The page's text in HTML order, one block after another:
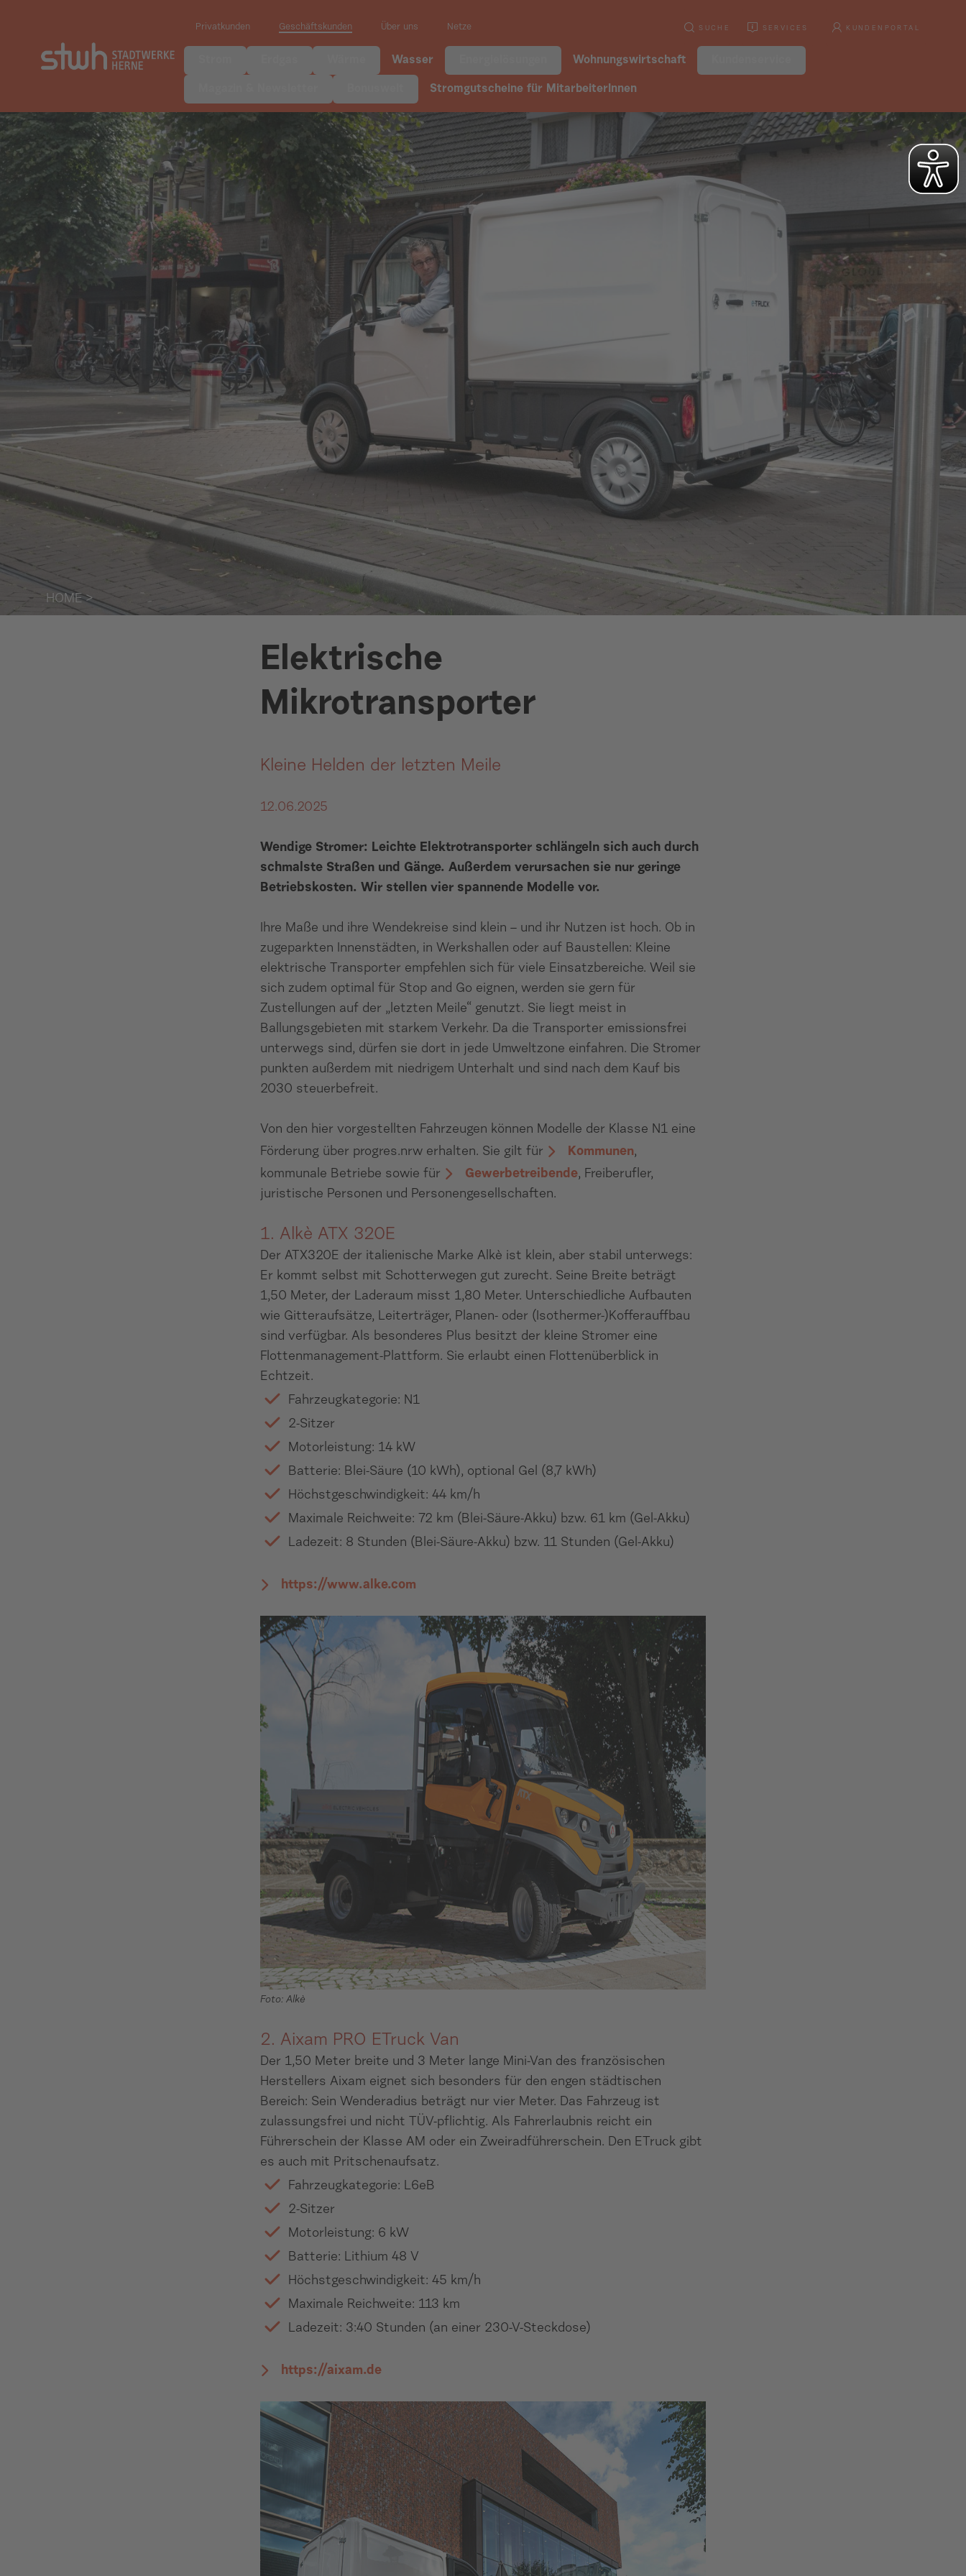
Privatkunden Geschäftskunden Über uns Netze SUCHE SERVICES KUNDENPORTAL
Wasser Wohnungswirtschaft
Stromgutscheine für MitarbeiterInnen
HOME>
Elektrische
Mikrotransporter
Kleine Helden der letzten Meile
12.06.2025
Wendige Stromer: Leichte Elektrotransporter schlängeln sich auch durch
schmalste Straßen und Gänge. Außerdem verursachen sie nur geringe
Betriebskosten. Wir stellen vier spannende Modelle vor.
Ihre Maße und ihre Wendekreise sind klein – und ihr Nutzen ist hoch. Ob in
zugeparkten Innenstädten, in Werkshallen oder auf Baustellen: Kleine
elektrische Transporter empfehlen sich für viele Einsatzbereiche. Weil sie
sich zudem optimal für Stop and Go eignen, werden sie gern für
Zustellungen auf der „letzten Meile“ genutzt. Sie liegt meist in
Ballungsgebieten mit starkem Verkehr. Da die Transporter emissionsfrei
unterwegs sind, dürfen sie dort in jede Umweltzone einfahren. Die Stromer
punkten außerdem mit niedrigem Unterhalt und sind nach dem Kauf bis
2030 steuerbefreit.
Von den hier vorgestellten Fahrzeugen können Modelle der Klasse N1 eine
Förderung über progres.nrw erhalten. Sie gilt für
Kommunen,
kommunale Betriebe sowie für
Gewerbetreibende, Freiberufler,
juristische Personen und Personengesellschaften.
1. Alkè ATX 320E
Der ATX320E der italienische Marke Alkè ist klein, aber stabil unterwegs:
Er kommt selbst mit Schotterwegen gut zurecht. Seine Breite beträgt
1,50 Meter, der Laderaum misst 1,80 Meter. Unterschiedliche Aufbauten
wie Gitteraufsätze, Leiterträger, Planen- oder (Isothermer-)Kofferauffbau
sind verfügbar. Als besonderes Plus besitzt der kleine Stromer eine
Flottenmanagement-Plattform. Sie erlaubt einen Flottenüberblick in
Echtzeit.
Fahrzeugkategorie: N1
2-Sitzer
Motorleistung: 14 kW
Batterie: Blei-Säure (10 kWh), optional Gel (8,7 kWh)
Höchstgeschwindigkeit: 44 km/h
Maximale Reichweite: 72 km (Blei-Säure-Akku) bzw. 61 km (Gel-Akku)
Ladezeit: 8 Stunden (Blei-Säure-Akku) bzw. 11 Stunden (Gel-Akku)
https://www.alke.com
Foto: Alkè
2. Aixam PRO ETruck Van
Der 1,50 Meter breite und 3 Meter lange Mini-Van des französischen
Herstellers Aixam eignet sich besonders für den engen städtischen
Bereich: Sein Wenderadius beträgt nur vier Meter. Das Fahrzeug ist
zulassungsfrei und nicht TÜV-pflichtig. Als Fahrerlaubnis reicht ein
Führerschein der Klasse AM oder ein Zweiradführerschein. Den ETruck gibt
es auch mit Pritschenaufsatz.
Fahrzeugkategorie: L6eB
2-Sitzer
Motorleistung: 6 kW
Batterie: Lithium 48 V
Höchstgeschwindigkeit: 45 km/h
Maximale Reichweite: 113 km
Ladezeit: 3:40 Stunden (an einer 230-V-Steckdose)
https://aixam.de